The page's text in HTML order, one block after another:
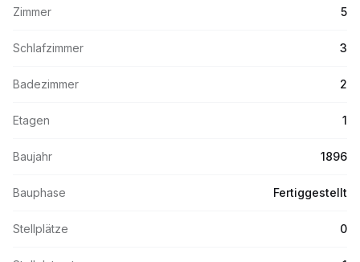
Zimmer 5
Schlafzimmer 3
Badezimmer 2
Etagen 1
Baujahr 1896
Bauphase Fertiggestellt
Stellplätze 0